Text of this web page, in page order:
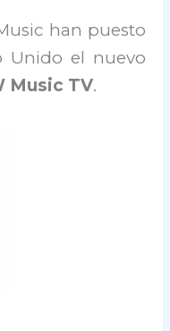
han puesto
Unido el nuevo
Music TV.